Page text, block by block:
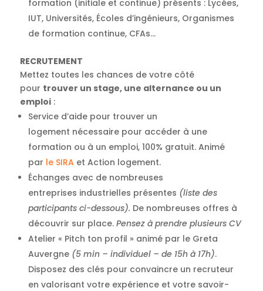
formation (initiale et continue) présents : Lycées,
IUT, Universités, Écoles d’ingénieurs, Organismes
de formation continue, CFAs…
RECRUTEMENT
Mettez toutes les chances de votre côté
pour trouver un stage, une alternance ou un
emploi:
Service d’aide pour trouver un
logement nécessaire pour accéder à une
formation ou à un emploi, 100% gratuit. Animé
par le SIRAet Action logement.
Échanges avec de nombreuses
entreprises industrielles présentes (liste des
participants ci-dessous). De nombreuses offres à
découvrir sur place. Pensez à prendre plusieurs CV
Atelier « Pitch ton profil » animé par le Greta
Auvergne (5 min – individuel – de 15h à 17h).
Disposez des clés pour convaincre un recruteur
en valorisant votre expérience et votre savoir-